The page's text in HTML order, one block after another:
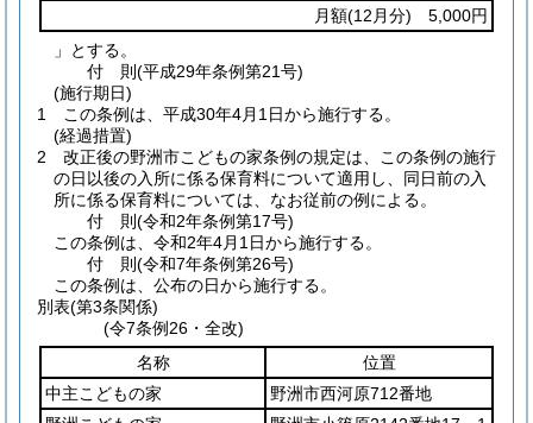
月額(12月分) 5,000円
」とする。
付 則(平成29年条例第21号)
(施行期日)
1
この条例は、平成30年4月1日から施行する。
(経過措置)
2
改正後の野洲市こどもの家条例の規定は、この条例の施行
の日以後の入所に係る保育料について適用し、同日前の入
所に係る保育料については、なお従前の例による。
付 則(令和2年条例第17号)
この条例は、令和2年4月1日から施行する。
付 則(令和7年条例第26号)
この条例は、公布の日から施行する。
別表(第3条関係)
(令7条例26・全改)
名称
位置
中主こどもの家
野洲市西河原712番地